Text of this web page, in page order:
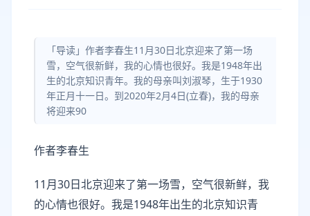
「导读」作者李春生11月30日北京迎来了第一场
雪，空气很新鲜，我的心情也很好。我是1948年出
生的北京知识青年。我的母亲叫刘淑琴，生于1930
年正月十一日。到2020年2月4日(立春)，我的母亲
将迎来90
作者李春生
11月30日北京迎来了第一场雪，空气很新鲜，我
的心情也很好。我是1948年出生的北京知识青